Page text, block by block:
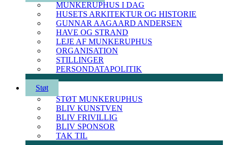
MUNKERUPHUS I DAG
HUSETS ARKITEKTUR OG HISTORIE
GUNNAR AAGAARD ANDERSEN
HAVE OG STRAND
LEJE AF MUNKERUPHUS
ORGANISATION
STILLINGER
PERSONDATAPOLITIK
Støt
STØT MUNKERUPHUS
BLIV KUNSTVEN
BLIV FRIVILLIG
BLIV SPONSOR
TAK TIL